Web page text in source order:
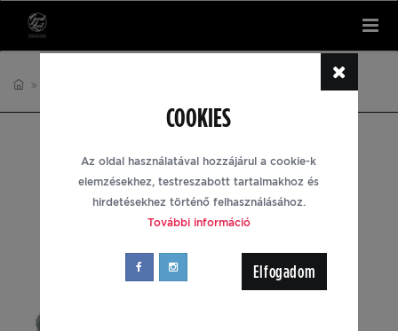
COOKIES
Az oldal használatával hozzájárul a cookie-k
elemzésekhez, testreszabott tartalmakhoz és
hirdetésekhez történő felhasználásához.
További információ
Elfogadom